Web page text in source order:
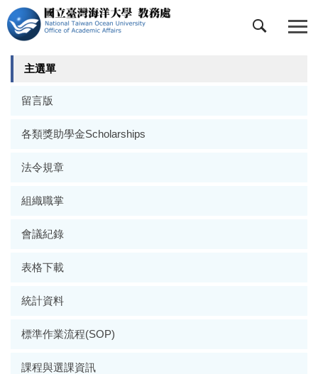
跳
到
主
要
主選單
留言版
各類獎助學金Scholarships
法令規章
組織職掌
會議紀錄
表格下載
統計資料
標準作業流程(SOP)
課程與選課資訊